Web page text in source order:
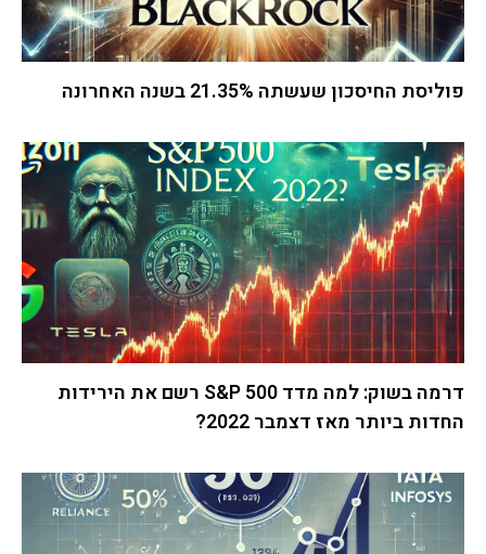
פוליסת החיסכון שעשתה 21.35% בשנה האחרונה
דרמה בשוק: למה מדד S&P 500 רשם את הירידות
החדות ביותר מאז דצמבר 2022?